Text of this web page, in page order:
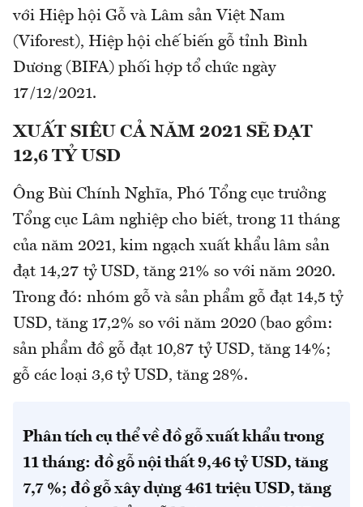
với Hiệp hội Gỗ và Lâm sản Việt Nam
(Viforest), Hiệp hội chế biến gỗ tỉnh Bình
Dương (BIFA) phối hợp tổ chức ngày
17/12/2021.
XUẤT SIÊU CẢ NĂM 2021 SẼ ĐẠT
12,6 TỶ USD
Ông Bùi Chính Nghĩa, Phó Tổng cục trưởng
Tổng cục Lâm nghiệp cho biết, trong 11 tháng
của năm 2021, kim ngạch xuất khẩu lâm sản
đạt 14,27 tỷ USD, tăng 21% so với năm 2020.
Trong đó: nhóm gỗ và sản phẩm gỗ đạt 14,5 tỷ
USD, tăng 17,2% so với năm 2020 (bao gồm:
sản phẩm đồ gỗ đạt 10,87 tỷ USD, tăng 14%;
gỗ các loại 3,6 tỷ USD, tăng 28%.
Phân tích cụ thể về đồ gỗ xuất khẩu trong
11 tháng: đồ gỗ nội thất 9,46 tỷ USD, tăng
7,7 %; đồ gỗ xây dựng 461 triệu USD, tăng